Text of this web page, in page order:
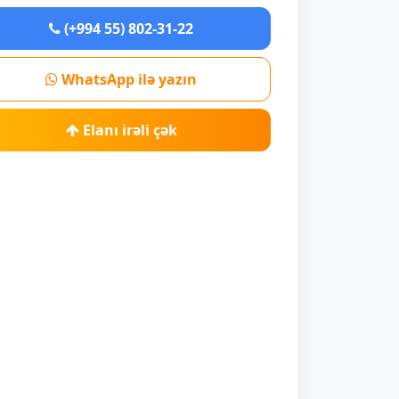
(+994 55) 802-31-22
WhatsApp ilə yazın
Elanı irəli çək